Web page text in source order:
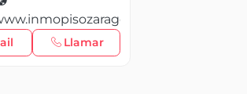
Llamar